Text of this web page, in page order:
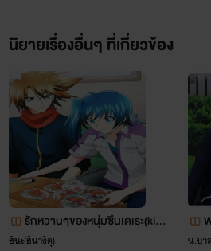
น้ำฝนอาบสวาท Vol.3
มีนามารี
www.mebmarket.com
น้ำฝนอาบสวาทเป็นเรื่องราวขอ
5.มนต์ราคะอาถรรพณ์สวาท
6.มนต์ราคะอาถรรพณ์มาร
----------
นิยายแบบ stand alone จบในเรื่
สไตล์มีนามารี
นิยายเรื่องอื่นๆ ที่เกี่ยวข้อง
รักหวานๆของหนุ่มซึนเดเระ(kiax
aichi)
ฮินะ(ฮินางิคุ)
น.บา